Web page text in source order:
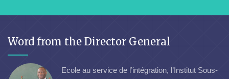
Word from the Director General
Ecole au service de l’intégration, l’Institut Sous-